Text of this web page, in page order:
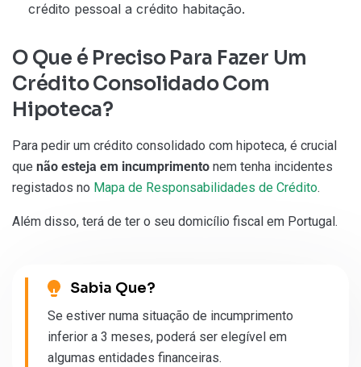
crédito pessoal a crédito habitação.
O Que é Preciso Para Fazer Um
Crédito Consolidado Com
Hipoteca?
Para pedir um crédito consolidado com hipoteca, é crucial
que não esteja em incumprimento nem tenha incidentes
registados no Mapa de Responsabilidades de Crédito.
Além disso, terá de ter o seu domicílio fiscal em Portugal.
Sabia Que?
Se estiver numa situação de incumprimento
inferior a 3 meses, poderá ser elegível em
algumas entidades financeiras.